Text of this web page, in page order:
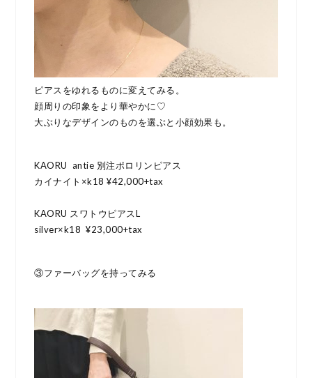
ピアスをゆれるものに変えてみる。
顔周りの印象をより華やかに♡
大ぶりなデザインのものを選ぶと小顔効果も。
KAORU antie 別注ポロリンピアス
カイナイト×k18 ¥42,000+tax
KAORU スワトウピアスL
silver×k18 ¥23,000+tax
③ファーバッグを持ってみる